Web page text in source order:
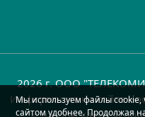
2026 г. ООО
Информация на сайте
и ни при каких
Мы используем файлы cookie,
сайтом удобнее. Продолжая